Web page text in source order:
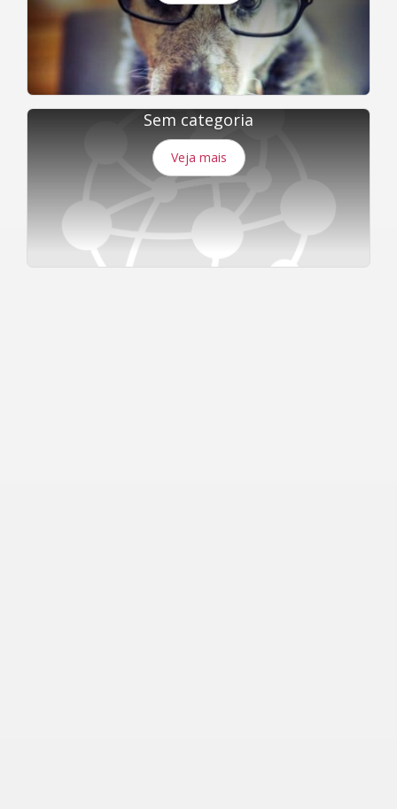
Sem categoria
Veja mais